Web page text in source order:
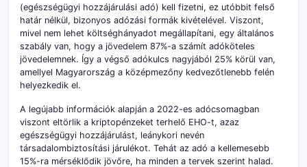
(egészségügyi hozzájárulási adó) kell fizetni, ez utóbbit felső
határ nélkül, bizonyos adózási formák kivételével. Viszont,
mivel nem lehet költséghányadot megállapítani, egy általános
szabály van, hogy a jövedelem 87%-a számít adóköteles
jövedelemnek. Így a végső adókulcs nagyjából 25% körül van,
amellyel Magyarország a középmezőny kedvezőtlenebb felén
helyezkedik el.
A legújabb információk alapján a 2022-es adócsomagban
viszont eltörlik a kriptopénzeket terhelő EHO-t, azaz
egészségügyi hozzájárulást, leánykori nevén
társadalombiztosítási járulékot. Tehát az adó a kellemesebb
15%-ra mérséklődik jövőre, ha minden a tervek szerint halad.